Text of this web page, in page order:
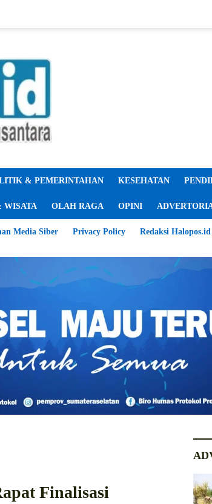
& PEMERINTAHAN KESEHATAN
WISATA OLAH RAGA OPINI
Media Siber Privacy Policy Redaksi Halopos.id
Finalisasi